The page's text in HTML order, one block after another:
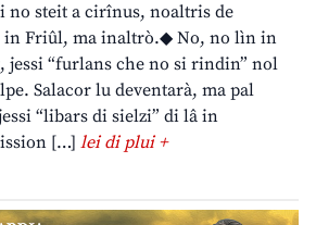
no steit a cirînus, noaltris de
in Friûl, ma inaltrò.◆ No, no lìn in
jessi “furlans che no si rindin” nol
Salacor lu deventarà, ma pal
“libars di sielzi” di lâ in
[…] lei di plui +